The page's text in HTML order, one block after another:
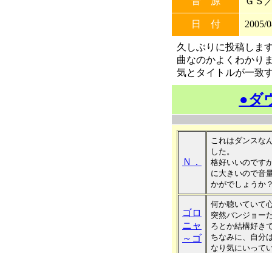
日 付 2005/
久しぶりに投稿しま
曲なのかよくわかり
気とタイトルが一致
●ダ
Ｎ．
これはダンスな
した。
格好いいのです
に大きいので音
かがでしょうか
ゴロ
ニャ
～ゴ
何か聴いていて
突然バンジョー
ろとか結構好き
ちなみに、自分
なり気にいって